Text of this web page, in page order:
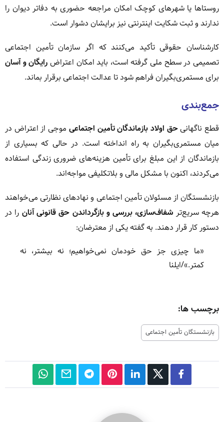
روستاها یا شهرهای کوچک امکان مراجعه حضوری به دفاتر دیوان را
ندارند و ثبت شکایت اینترنتی نیز برایشان دشوار است.
کارشناسان حقوقی تأکید می‌کنند که اگر سازمان تأمین اجتماعی
تصمیمی در سطح ملی گرفته است، باید امکان اعتراض رایگان و آسان
برای مستمری‌بگیران فراهم شود تا عدالت اجتماعی برقرار بماند.
جمع‌بندی
قطع ناگهانیحق اولاد بازماندگان تأمین اجتماعی موجی از اعتراض در
میان مستمری‌بگیران به راه انداخته است. در حالی که بسیاری از
بازماندگان از این مبلغ برای تأمین هزینه‌های ضروری زندگی استفاده
می‌کردند، اکنون با مشکل مالی و بلاتکلیفی مواجه‌اند.
بازنشستگان از مسئولان تأمین اجتماعی و نهادهای نظارتی می‌خواهند
هرچه سریع‌تر شفاف‌سازی، بررسی و بازگرداندن حق قانونی آنان را در
دستور کار قرار دهند. به گفته یکی از معترضان:
«ما چیزی جز حق خودمان نمی‌خواهیم؛ نه بیشتر، نه
کمتر.»/ایلنا
برچسب ها:
بازنشستگان تأمین اجتماعی